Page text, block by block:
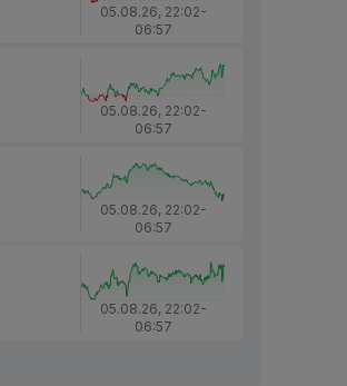
05.08.26, 22:02-
06:57
05.08.26, 22:02-
06:57
05.08.26, 22:02-
06:57
05.08.26, 22:02-
06:57